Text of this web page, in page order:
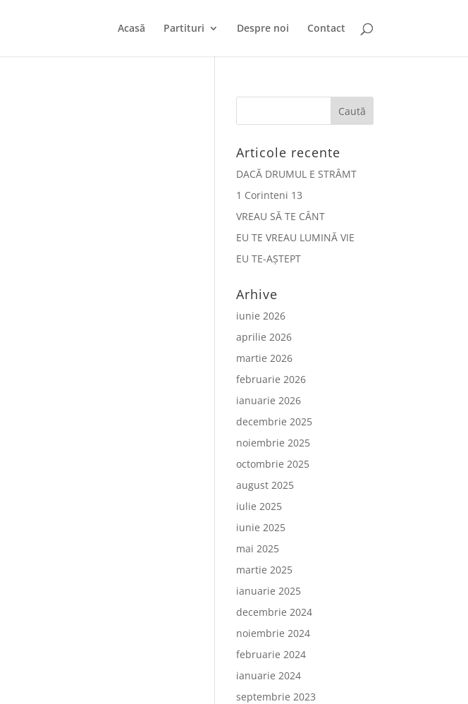
Acasă Partituri Despre noi Contact
Articole recente
DACĂ DRUMUL E STRÂMT
1 Corinteni 13
VREAU SĂ TE CÂNT
EU TE VREAU LUMINĂ VIE
EU TE-AȘTEPT
Arhive
iunie 2026
aprilie 2026
martie 2026
februarie 2026
ianuarie 2026
decembrie 2025
noiembrie 2025
octombrie 2025
august 2025
iulie 2025
iunie 2025
mai 2025
martie 2025
ianuarie 2025
decembrie 2024
noiembrie 2024
februarie 2024
ianuarie 2024
septembrie 2023